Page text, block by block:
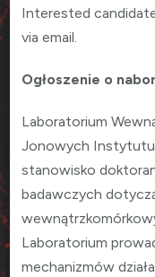
Interested
via email.
Ogłoszenie o
Laboratorium
Jonowych Instytutu
stanowisko
badawczych
Laboratorium
mechanizmów